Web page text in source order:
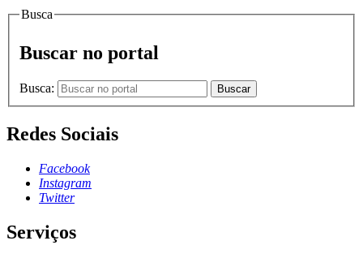
Busca
Buscar no portal
Busca: Buscar
Redes Sociais
Facebook
Instagram
Twitter
Serviços